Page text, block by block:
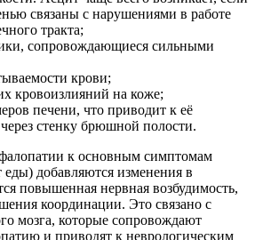
связаны с нарушениями в работе
тракта;
сопровождающиеся сильными
крови;
кровоизлияний на коже;
печени, что приводит к её
стенку брюшной полости.
к основным симптомам
еды) добавляются изменения в
повышенная нервная возбудимость,
координации. Это связано с
мозга, которые сопровождают
и приводят к неврологическим